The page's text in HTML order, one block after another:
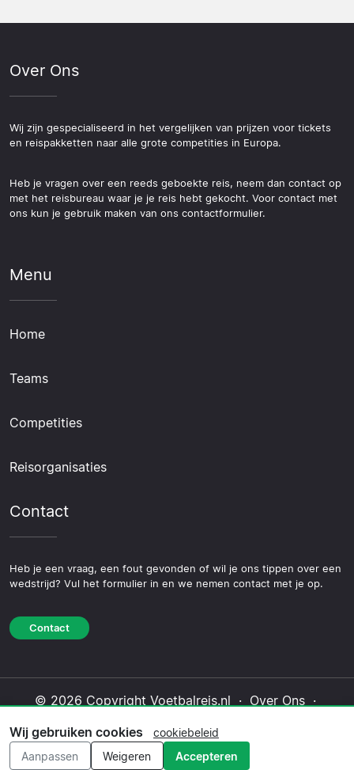
Over Ons
Wij zijn gespecialiseerd in het vergelijken van prijzen voor tickets
en reispakketten naar alle grote competities in Europa.
Heb je vragen over een reeds geboekte reis, neem dan contact op
met het reisbureau waar je je reis hebt gekocht. Voor contact met
ons kun je gebruik maken van ons contactformulier.
Menu
Home
Teams
Competities
Reisorganisaties
Contact
Heb je een vraag, een fout gevonden of wil je ons tippen over een
wedstrijd? Vul het formulier in en we nemen contact met je op.
Contact
© 2026 Copyright Voetbalreis.nl · Over Ons·
Redactioneel beleid
Wij gebruiken cookies
cookiebeleid
Aanpassen
Weigeren Accepteren